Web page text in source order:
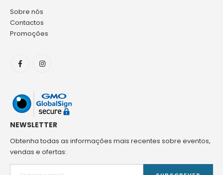
Sobre nós
Contactos
Promoções
NEWSLETTER
Obtenha todas as informações mais recentes sobre eventos,
vendas e ofertas: